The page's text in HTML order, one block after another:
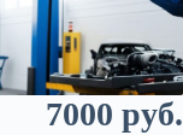
7000 руб.